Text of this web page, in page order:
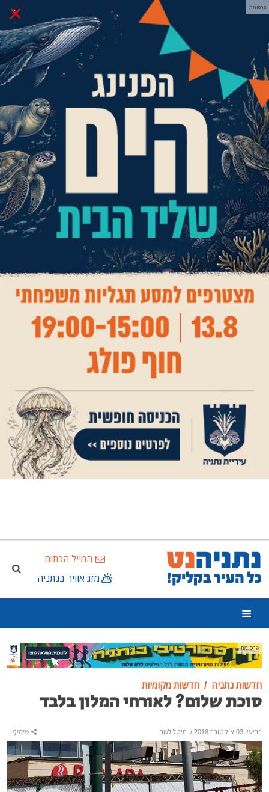
× פרסומת
המייל הכתום
מזג אוויר בנתניה
פרסומת
חדשות נתניה חדשות מקומיות
סוכת שלום? לאורחי המלון בלבד
רביעי, 03 אוקטובר 2018 / מיטל לשם שיתוף